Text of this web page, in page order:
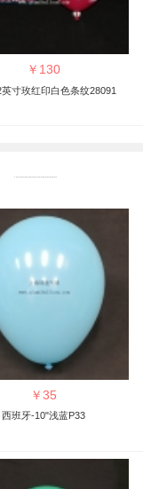
￥ 130
寸玫红印白色条纹28091
￥35
西班牙-10"浅蓝P33